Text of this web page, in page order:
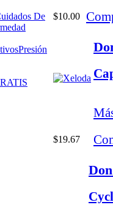
De
Presión
$10.00
$19.67